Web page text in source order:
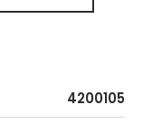
4200105